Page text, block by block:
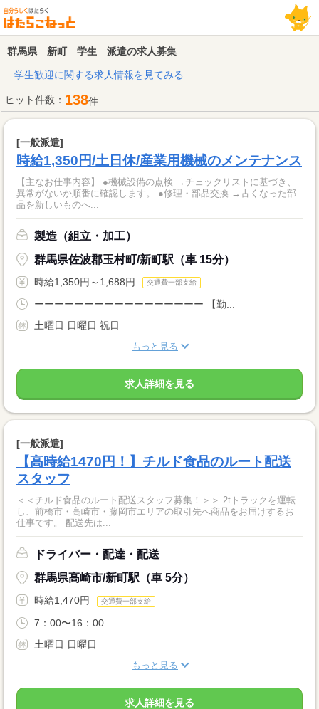
群馬県 新町 学生 派遣の求人募集
学生歓迎に関する求人情報を見てみる
ヒット件数： 138件
[一般派遣]
時給1,350円/土日休/産業用機械のメンテナンス
【主なお仕事内容】 ●機械設備の点検 →チェックリストに基づき、
異常がないか順番に確認します。 ●修理・部品交換 →古くなった部
品を新しいものへ...
製造（組立・加工）
群馬県佐波郡玉村町/新町駅（車 15分）
時給1,350円～1,688円 交通費一部支給
ーーーーーーーーーーーーーーーーー 【勤...
土曜日 日曜日 祝日
もっと見る
求人詳細を見る
[一般派遣]
【高時給1470円！】チルド食品のルート配送
スタッフ
＜＜チルド食品のルート配送スタッフ募集！＞＞ 2tトラックを運転
し、前橋市・高崎市・藤岡市エリアの取引先へ商品をお届けするお
仕事です。 配送先は...
ドライバー・配達・配送
群馬県高崎市/新町駅（車 5分）
時給1,470円 交通費一部支給
7：00〜16：00
土曜日 日曜日
もっと見る
求人詳細を見る